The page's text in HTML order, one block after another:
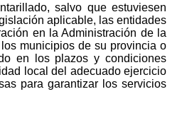
salvo que estuviesen
aplicable, las entidades
en la Administración de la
municipios de su provincia o
en los plazos y condiciones
local del adecuado ejercicio
para garantizar los servicios